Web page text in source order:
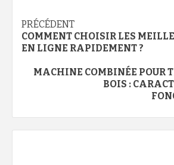
Navigation
d’article
PRÉCÉDENT
COMMENT CHOISIR LES
EN LIGNE RAPIDEMENT ?
MACHINE COMBINÉE POUR
BOIS :